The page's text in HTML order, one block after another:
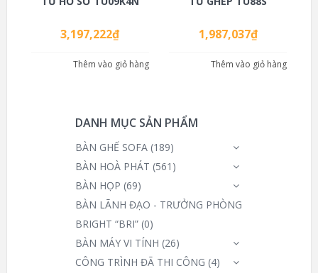
3,197,222₫
Thêm vào giỏ hàng
1,987,037₫
Thêm vào giỏ hàng
DANH MỤC SẢN PHẨM
BÀN GHẾ SOFA (189)
BÀN HOÀ PHÁT (561)
BÀN HỌP (69)
BÀN LÃNH ĐẠO - TRƯỞNG PHÒNG
BRIGHT “BRI” (0)
BÀN MÁY VI TÍNH (26)
CÔNG TRÌNH ĐÃ THI CÔNG (4)